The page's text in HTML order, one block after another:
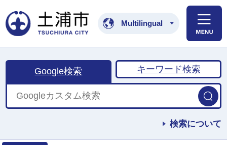
土浦市公式ホームペ
Multilingual
Google検索 キーワード検索
検索について